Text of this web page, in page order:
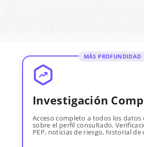
MÁS PROFUNDIDAD
Investigación
Acceso completo a todos los datos
sobre el perfil consultado.
PEP, noticias de riesgo, historial de